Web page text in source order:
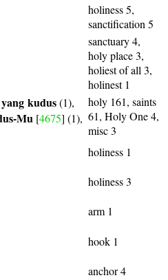
holiness 5,
sanctification 5
sanctuary 4,
holy place 3,
holiest of all 3,
holinest 1
yang kudus(1),
Mu [4675] (1),
holy 161, saints
61, Holy One 4,
misc 3
holiness 1
holiness 3
arm 1
hook 1
anchor 4